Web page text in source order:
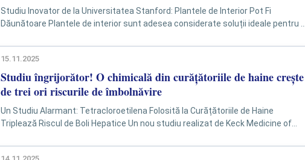
Studiu Inovator de la Universitatea Stanford: Plantele de Interior Pot Fi
Dăunătoare Plantele de interior sunt adesea considerate soluții ideale pentru a
15.11.2025
Studiu îngrijorător! O chimicală din curățătoriile de haine crește
de trei ori riscurile de îmbolnăvire
Un Studiu Alarmant: Tetracloroetilena Folosită la Curățătoriile de Haine
Triplează Riscul de Boli Hepatice Un nou studiu realizat de Keck Medicine of